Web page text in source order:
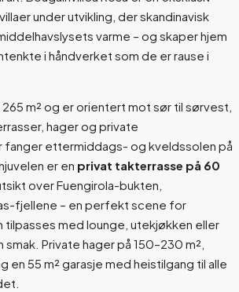
under utvikling, der skandinavisk
varme – og skaper hjem
i håndverket som de er rause i
265 m² og er orientert mot sør til sørvest,
hager og private
fanger ettermiddags- og kveldssolen på
er en privat takterrasse på 60
over Fuengirola-bukten,
fjellene – en perfekt scene for
tilpasses med lounge, utekjøkken eller
Private hager på 150–230 m²,
en 55 m² garasje med heistilgang til alle